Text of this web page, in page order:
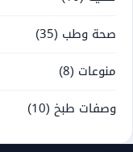
صحة وطب (35)
منوعات (8)
وصفات طبخ (10)